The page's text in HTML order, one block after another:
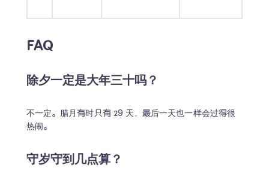
FAQ
除夕一定是大年三十吗？
不一定。腊月有时只有 29 天，最后一天也一样会过得很
热闹。
守岁守到几点算？